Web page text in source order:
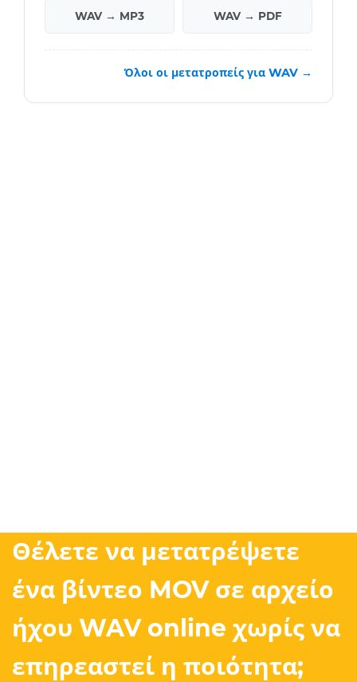
WAV → MP3 WAV → PDF
Όλοι οι μετατροπείς για WAV →
Θέλετε να μετατρέψετε
ένα βίντεο MOV σε αρχείο
ήχου WAV online χωρίς να
επηρεαστεί η ποιότητα;